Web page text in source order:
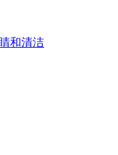
和清洁